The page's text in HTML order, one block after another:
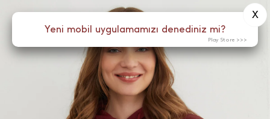
Menü
Yeni mobil uygulamamızı denediniz mi?
X
Play Store >>>